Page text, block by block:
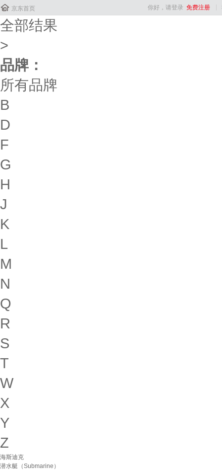
 京东首页 你好，请登录 免费注册
全部结果
>
品牌：
所有品牌
B
D
F
G
H
J
K
L
M
N
Q
R
S
T
W
X
Y
Z
海斯迪克
潜水艇（Submarine）